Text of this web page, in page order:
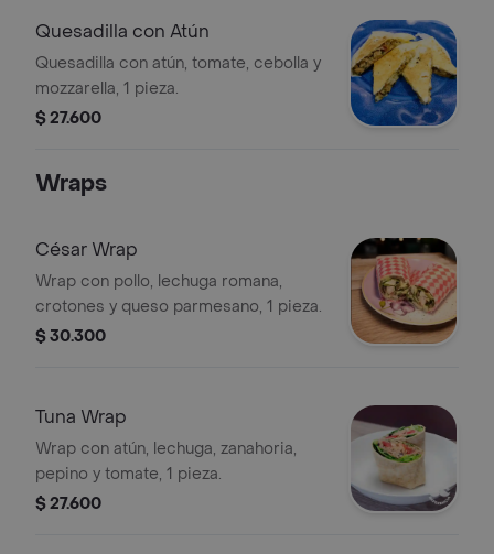
Quesadilla con Atún
Quesadilla con atún, tomate, cebolla y
mozzarella, 1 pieza.
$ 27.600
Wraps
César Wrap
Wrap con pollo, lechuga romana,
crotones y queso parmesano, 1 pieza.
$ 30.300
Tuna Wrap
Wrap con atún, lechuga, zanahoria,
pepino y tomate, 1 pieza.
$ 27.600